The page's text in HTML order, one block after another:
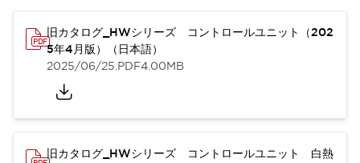
旧カタログ_HWシリーズ コントロールユニット（202
5年4月版）（日本語）
2025/06/25.PDF4.00MB
旧カタログ_HWシリーズ コントロールユニット 白熱